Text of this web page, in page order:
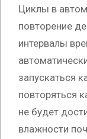
Циклы в
повторение
интервалы
запускаться
повторяться
не будет
влажности